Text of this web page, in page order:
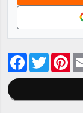
Facebook
Twitter